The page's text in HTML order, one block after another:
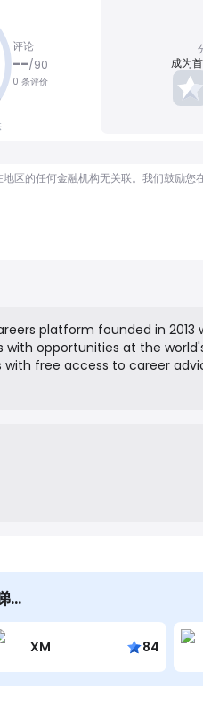
评论
--/90
0 条评价
成为
的任何金融机构无关联。我们鼓励您
platform founded in
opportunities at the
free access to career
graduate job listings across
…
XM 84